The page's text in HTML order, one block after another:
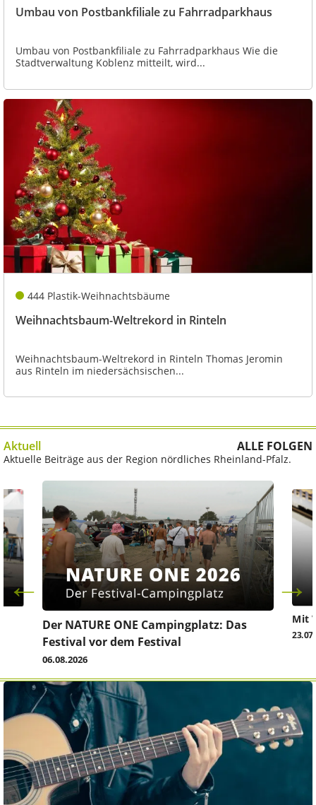
Umbau von Postbankfiliale zu Fahrradparkhaus
Umbau von Postbankfiliale zu Fahrradparkhaus Wie die
Stadtverwaltung Koblenz mitteilt, wird...
444 Plastik-Weihnachtsbäume
Weihnachtsbaum-Weltrekord in Rinteln
Weihnachtsbaum-Weltrekord in Rinteln Thomas Jeromin
aus Rinteln im niedersächsischen...
Aktuell ALLE FOLGEN
Aktuelle Beiträge aus der Region nördliches Rheinland-Pfalz.
Der NATURE ONE Campingplatz: Das
Festival vor dem Festival
06.08.2026
Mit